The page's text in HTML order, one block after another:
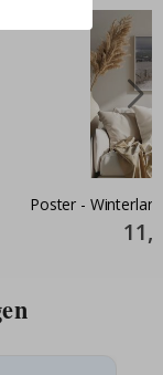
Poster -
Price